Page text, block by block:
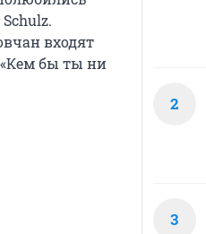
входят
«Кем бы ты ни
2
3